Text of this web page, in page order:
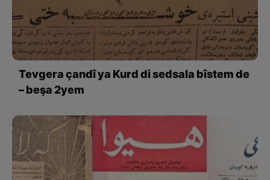
Tevgera çandî ya Kurd di sedsala bîstem de
– beşa 2yem